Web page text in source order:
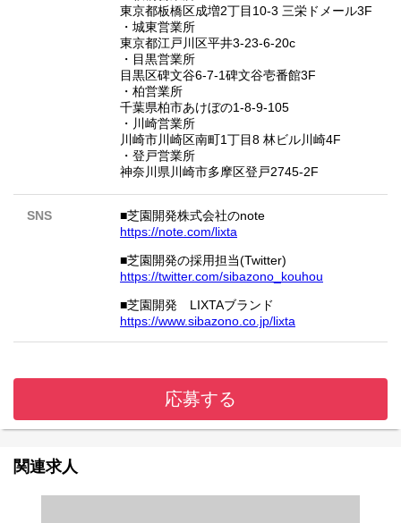
東京都板橋区成増2丁目10-3 三栄ドメール3F
・城東営業所
東京都江戸川区平井3-23-6-20c
・目黒営業所
目黒区碑文谷6-7-1碑文谷壱番館3F
・柏営業所
千葉県柏市あけぼの1-8-9-105
・川崎営業所
川崎市川崎区南町1丁目8 林ビル川崎4F
・登戸営業所
神奈川県川崎市多摩区登戸2745-2F
SNS
■芝園開発株式会社のnote
https://note.com/lixta
■芝園開発の採用担当(Twitter)
https://twitter.com/sibazono_kouhou
■芝園開発 LIXTAブランド
https://www.sibazono.co.jp/lixta
応募する
関連求人